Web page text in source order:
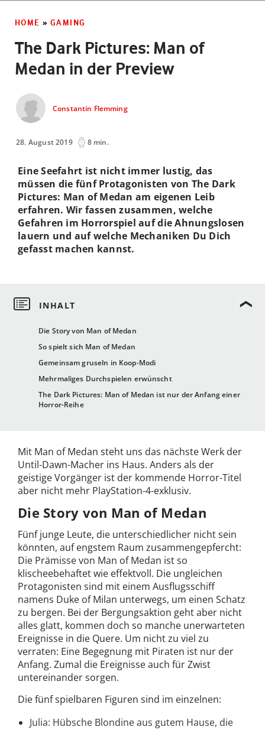
HOME » GAMING
The Dark Pictures: Man of
Medan in der Preview
Constantin Flemming
28. August 2019 8 min.
Die Story von Man of Medan
So spielt sich Man of Medan
Gemeinsam gruseln in Koop-Modi
Mehrmaliges Durchspielen erwünscht
The Dark Pictures: Man of Medan ist nur der Anfang einer
Horror-Reihe
Eine Seefahrt ist nicht immer lustig, das
müssen die fünf Protagonisten von The Dark
Pictures: Man of Medan am eigenen Leib
erfahren. Wir fassen zusammen, welche
Gefahren im Horrorspiel auf die Ahnungslosen
lauern und auf welche Mechaniken Du Dich
gefasst machen kannst.
Mit Man of Medan steht uns das nächste Werk der
Until-Dawn-Macher ins Haus. Anders als der
geistige Vorgänger ist der kommende Horror-Titel
aber nicht mehr PlayStation-4-exklusiv.
Die Story von Man of Medan
Fünf junge Leute, die unterschiedlicher nicht sein
könnten, auf engstem Raum zusammengepfercht:
Die Prämisse von Man of Medan ist so
klischeebehaftet wie effektvoll. Die ungleichen
Protagonisten sind mit einem Ausflugsschiff
namens Duke of Milan unterwegs, um einen Schatz
zu bergen. Bei der Bergungsaktion geht aber nicht
alles glatt, kommen doch so manche unerwarteten
Ereignisse in die Quere. Um nicht zu viel zu
verraten: Eine Begegnung mit Piraten ist nur der
Anfang. Zumal die Ereignisse auch für Zwist
untereinander sorgen.
Die fünf spielbaren Figuren sind im einzelnen:
Julia: Hübsche Blondine aus gutem Hause, die